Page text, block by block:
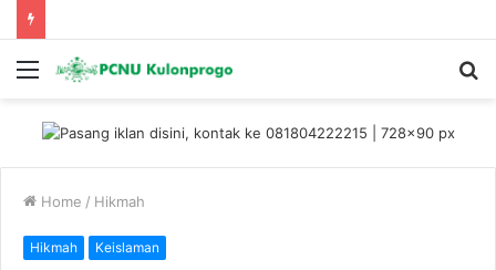
Menu
Home / Hikmah
Hikmah Keislaman